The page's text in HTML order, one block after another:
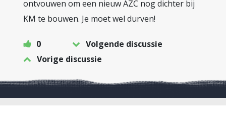
ontvouwen om een nieuw AZC nog dichter bij
KM te bouwen. Je moet wel durven!
0
Volgende discussie
Vorige discussie